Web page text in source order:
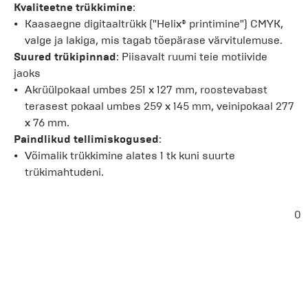
Kvaliteetne trükkimine:
Kaasaegne digitaaltrükk ("Helix® printimine") CMYK,
valge ja lakiga, mis tagab tõepärase värvitulemuse.
Suured trükipinnad: Piisavalt ruumi teie motiivide
jaoks
Akrüülpokaal umbes 251 x 127 mm, roostevabast
terasest pokaal umbes 259 x 145 mm, veinipokaal 277
x 76 mm.
Paindlikud tellimiskogused:
Võimalik trükkimine alates 1 tk kuni suurte
trükimahtudeni.
0